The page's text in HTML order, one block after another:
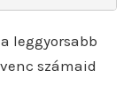
leggyorsabb
számaid